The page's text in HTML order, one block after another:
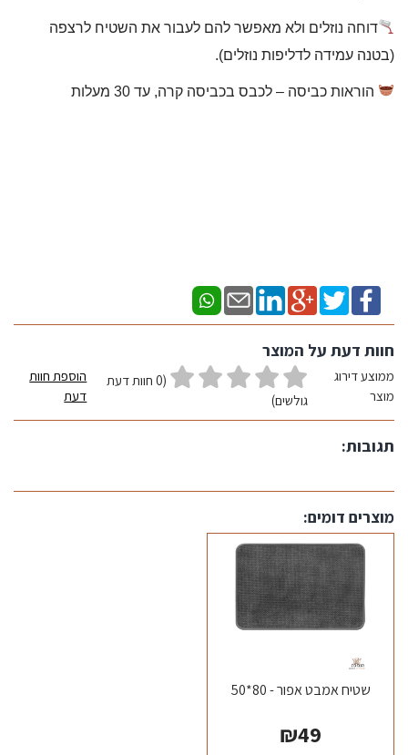
דוחה נוזלים ולא מאפשר להם לעבור את השטיח לרצפה
(בטנה עמידה לדליפות נוזלים).
הוראות כביסה – לכבס בכביסה קרה, עד 30 מעלות
חוות דעת על המוצר
ממוצע דירוג
מוצר
(0 חוות דעת
גולשים)
הוספת חוות
דעת
תגובות:
מוצרים דומים:
שטיח אמבט אפור - 80*50
₪49